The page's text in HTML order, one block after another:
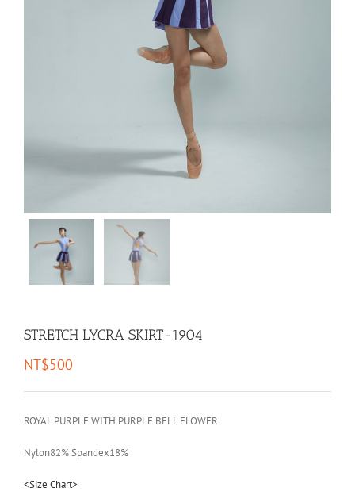
STRETCH LYCRA SKIRT-1904
NT$500
ROYAL PURPLE WITH PURPLE BELL FLOWER
Nylon82% Spandex18%
<Size Chart>